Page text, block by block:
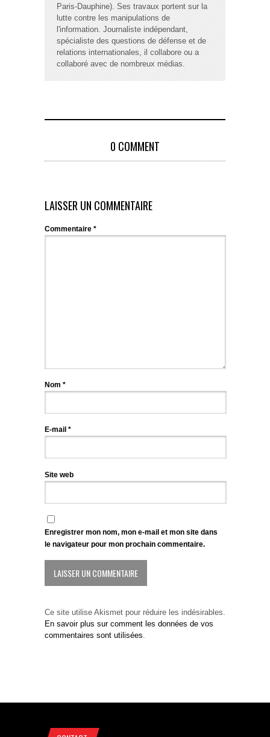
Paris-Dauphine). Ses travaux portent sur la
lutte contre les manipulations de
l'information. Journaliste indépendant,
spécialiste des questions de défense et de
relations internationales, il collabore ou a
collaboré avec de nombreux médias.
0 COMMENT
LAISSER UN COMMENTAIRE
Commentaire *
Nom *
E-mail *
Site web
Enregistrer mon nom, mon e-mail et mon site dans
le navigateur pour mon prochain commentaire.
Ce site utilise Akismet pour réduire les indésirables.
En savoir plus sur comment les données de vos
commentaires sont utilisées